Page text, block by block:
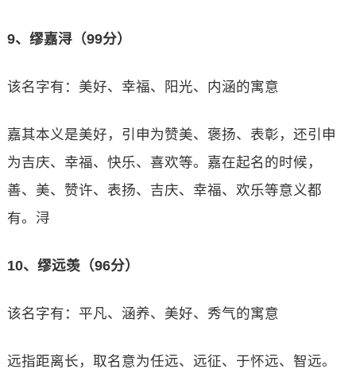
9、缪嘉浔（99分）
该名字有：美好、幸福、阳光、内涵的寓意
嘉其本义是美好，引申为赞美、褒扬、表彰，还引申
为吉庆、幸福、快乐、喜欢等。嘉在起名的时候，
善、美、赞许、表扬、吉庆、幸福、欢乐等意义都
有。浔
10、缪远羡（96分）
该名字有：平凡、涵养、美好、秀气的寓意
远指距离长，取名意为任远、远征、于怀远、智远。